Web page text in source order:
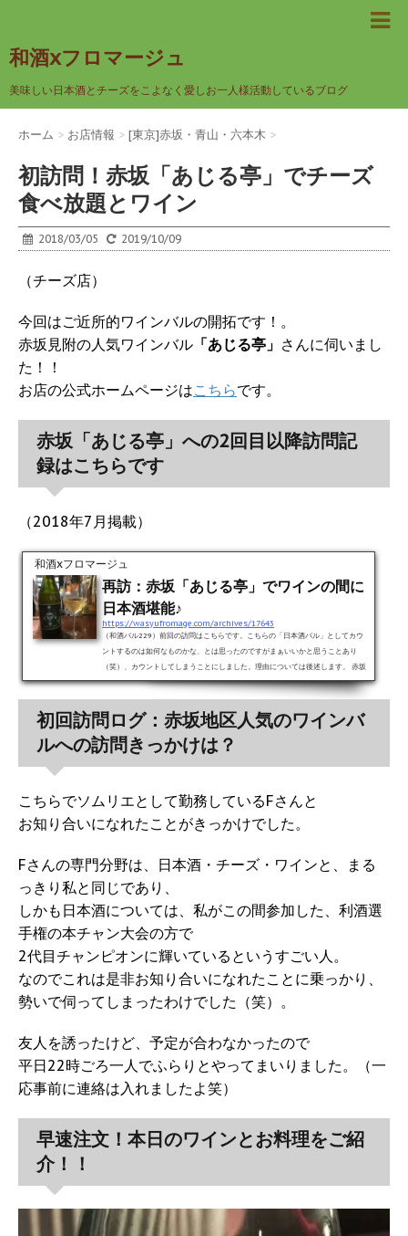
和酒xフロマージュ
美味しい日本酒とチーズをこよなく愛しお一人様活動しているブログ
ホーム > お店情報 > [東京]赤坂・青山・六本木 >
初訪問！赤坂「あじる亭」でチーズ
食べ放題とワイン
2018/03/05 2019/10/09
（チーズ店）
今回はご近所的ワインバルの開拓です！。
赤坂見附の人気ワインバル 「あじる亭」 さんに伺いまし
た！！
お店の公式ホームページはこちらです。
赤坂「あじる亭」への2回目以降訪問記
録はこちらです
（2018年7月掲載）
和酒xフロマージュ
再訪：赤坂「あじる亭」でワインの間に
日本酒堪能♪
https://wasyufromage.com/archives/17643
（和酒バル229）前回の訪問はこちらです。こちらの「日本酒バル」としてカウ
ントするのは如何なものかな、とは思ったのですがまぁいいかと思うことあり
（笑）、カウントしてしまうことにしました。理由については後述します。 赤坂
見附の駅から約５分くらいの好ロケーションにお店を構える老舗「あじる亭」さ
んに伺ってきました！！（お店の公式ホームページはこちらになります。）開店
直後を狙い訪問、無事入店！！この日は野暮用で、このお店に来るきっかけにな
ったFさんを訪問するために比較的お店が忙しくない時間帯（開店直...
初回訪問ログ：赤坂地区人気のワインバ
ルへの訪問きっかけは？
こちらでソムリエとして勤務しているFさんと
お知り合いになれたことがきっかけでした。
Fさんの専門分野は、日本酒・チーズ・ワインと、まる
っきり私と同じであり、
しかも日本酒については、私がこの間参加した、利酒選
手権の本チャン大会の方で
2代目チャンピオンに輝いているというすごい人。
なのでこれは是非お知り合いになれたことに乗っかり、
勢いで伺ってしまったわけでした（笑）。
友人を誘ったけど、予定が合わなかったので
平日22時ごろ一人でふらりとやってまいりました。（一
応事前に連絡は入れましたよ笑）
早速注文！本日のワインとお料理をご紹
介！！